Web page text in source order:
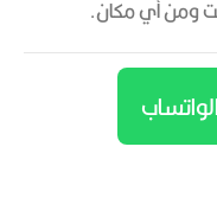
ومن أي مكان.